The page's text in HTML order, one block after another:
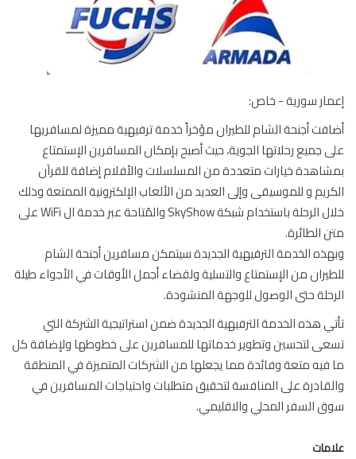
سورية - خاص:
أجنحة الشام للطيران مؤخراً خدمة ترفيهية مميزة لمسافريها
جميع رحلاتها الجوية، حيث أصبح بإمكان المسافرين الإستمتاع
خيارات متعددة من المسلسلات والأفلام إضافة للقراَن
و للموسيقى وإلى العديد من الألعاب الإلكترونية الممتعة وذلك
خلال الرحلة باستخدام شبكة SkyShow والمُتاحة عبر خدمة ال WiFi على
الطائرة.
الخدمة الترفيهية الجديدة سيتمكن مسافرين أجنحة الشام
من الإستمتاع والتسلية ولقضاء أجمل الأوقات في الأجواء طيلة
حتى الوصول للوجهة المنشودة.
هذه الخدمة الترفيهية الجديدة ضمن استراتيجية الشركة التي
لتحسين وتطوير خدماتها للمسافرين على خطوطها ولإضافة كل
متعة وفائدة مما يجعلها من الشركات المتميزة في المنطقة
على المنافسة لتحقيق متطلبات واحتياجات المسافرين في
السفر المحلي والاقليمي.